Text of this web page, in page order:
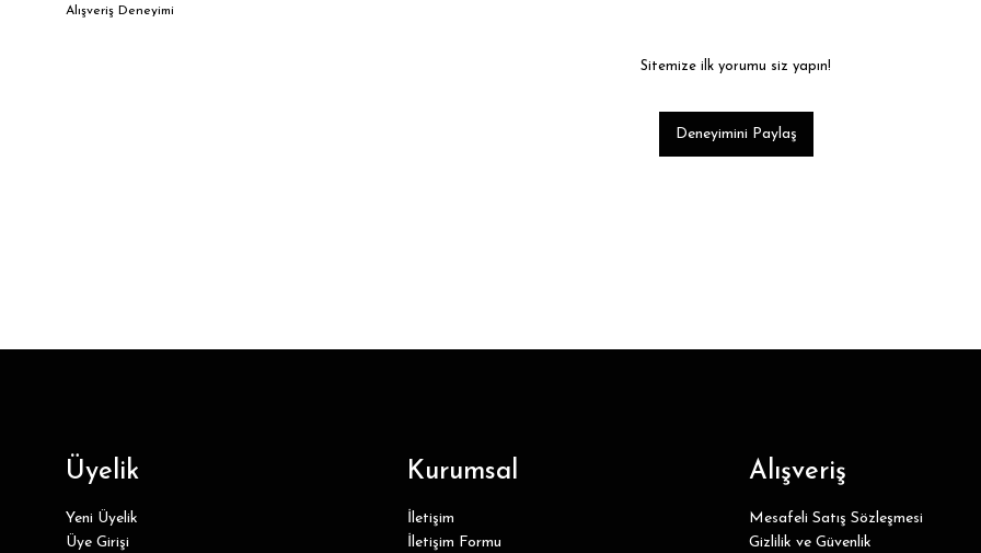
Alışveriş Deneyimi
Sitemize ilk yorumu siz yapın!
Deneyimini Paylaş
Üyelik
Yeni Üyelik
Üye Girişi
Kurumsal
İletişim
İletişim Formu
Alışveriş
Mesafeli Satış Sözleşmesi
Gizlilik ve Güvenlik